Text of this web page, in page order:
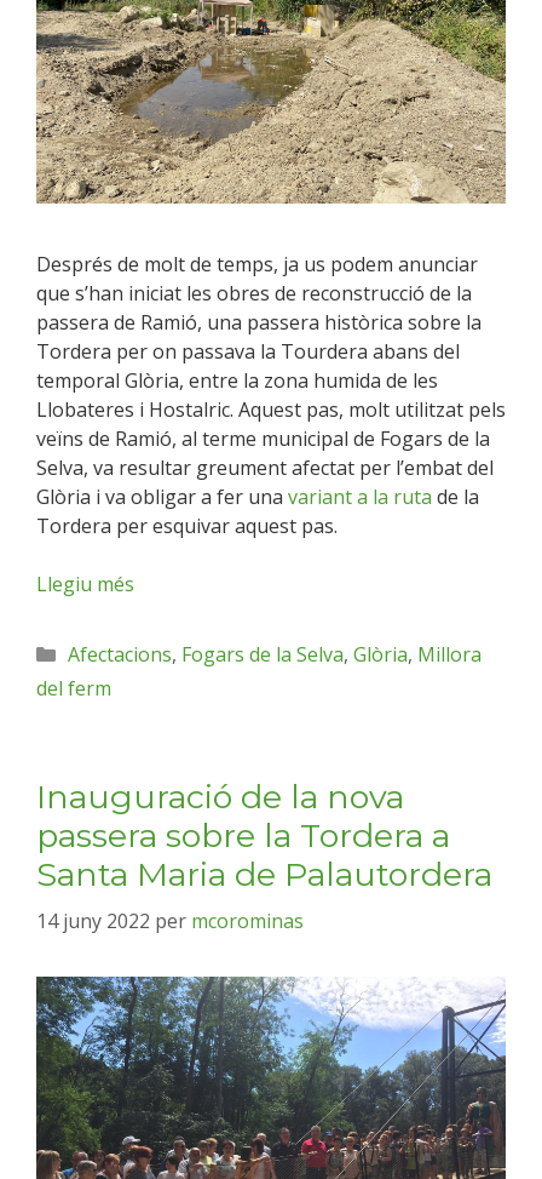
Després de molt de temps, ja us podem anunciar
que s’han iniciat les obres de reconstrucció de la
passera de Ramió, una passera històrica sobre la
Tordera per on passava la Tourdera abans del
temporal Glòria, entre la zona humida de les
Llobateres i Hostalric. Aquest pas, molt utilitzat pels
veïns de Ramió, al terme municipal de Fogars de la
Selva, va resultar greument afectat per l’embat del
Glòria i va obligar a fer una variant a la ruta de la
Tordera per esquivar aquest pas.
Llegiu més
Afectacions, Fogars de la Selva, Glòria, Millora
del ferm
Inauguració de la nova
passera sobre la Tordera a
Santa Maria de Palautordera
14 juny 2022 per mcorominas